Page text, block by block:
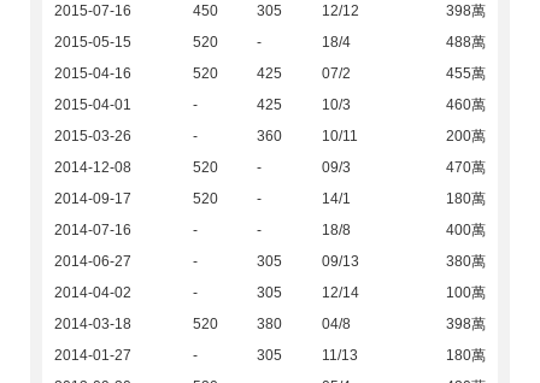
2015-07-16
450 305 12/12
398萬
2015-05-15
520 - 18/4
488萬
2015-04-16
520 425 07/2
455萬
2015-04-01
- 425 10/3
460萬
2015-03-26
- 360 10/11
200萬
2014-12-08
520 - 09/3
470萬
2014-09-17
520 - 14/1
180萬
2014-07-16
- - 18/8
400萬
2014-06-27
- 305 09/13
380萬
2014-04-02
- 305 12/14
100萬
2014-03-18
520 380 04/8
398萬
2014-01-27
- 305 11/13
180萬